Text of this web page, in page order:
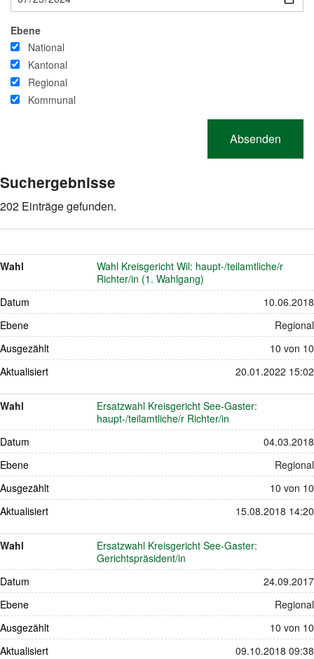
Ebene
National
Kantonal
Regional
Kommunal
Suchergebnisse
202 Einträge gefunden.
Wahl
Wahl Kreisgericht Wil: haupt-/teilamtliche/r
Richter/in (1. Wahlgang)
Datum
10.06.2018
Ebene
Regional
Ausgezählt
10 von 10
Aktualisiert
20.01.2022 15:02
Wahl
Ersatzwahl Kreisgericht See-Gaster:
haupt-/teilamtliche/r Richter/in
Datum
04.03.2018
Ebene
Regional
Ausgezählt
10 von 10
Aktualisiert
15.08.2018 14:20
Wahl
Ersatzwahl Kreisgericht See-Gaster:
Gerichtspräsident/in
Datum
24.09.2017
Ebene
Regional
Ausgezählt
10 von 10
Aktualisiert
09.10.2018 09:38